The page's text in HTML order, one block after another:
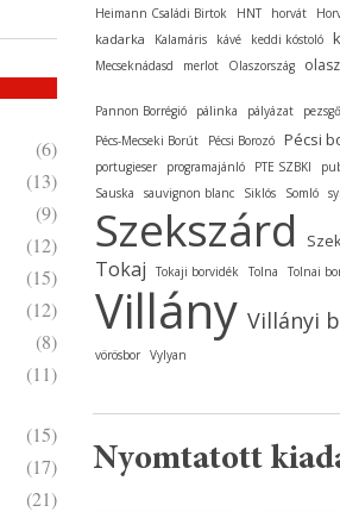
(6)
(13)
(9)
(12)
(15)
(12)
(8)
(11)
(15)
(17)
(21)
Heimann Családi Birtok
HNT horvát
kadarka Kalamáris kávé keddi kóstoló
Mecseknádasd
merlot Olaszország
Pannon Borrégió pálinka pályázat pezsgő
Pécs-Mecseki Borút Pécsi Borozó Pécsi
portugieser
programajánló PTE SZBKI
Sauska
sauvignon blanc Siklós Somló
Szekszárd
Tokaj Tokaji borvidék Tolna Tolnai
Villány Villányi
vörösbor Vylyan
Nyomtatott